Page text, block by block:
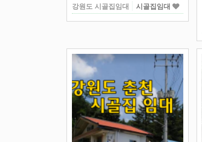
강원도 시골집임대 시골집임대